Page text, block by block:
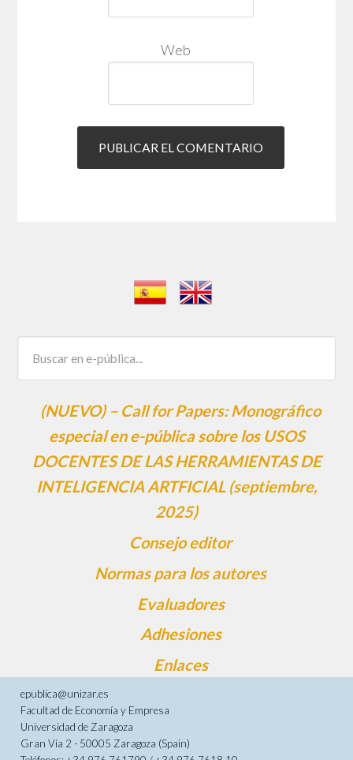
Web
(NUEVO) – Call for Papers: Monográfico
especial en e-pública sobre los USOS
DOCENTES DE LAS HERRAMIENTAS DE
INTELIGENCIA ARTFICIAL (septiembre,
2025)
Consejo editor
Normas para los autores
Evaluadores
Adhesiones
Enlaces
epublica@unizar.es
Facultad de Economía y Empresa
Universidad de Zaragoza
Gran Vía 2 - 50005 Zaragoza (Spain)